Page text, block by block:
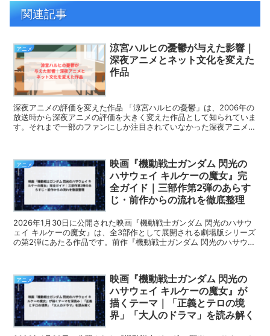
関連記事
アニメ
涼宮ハルヒの憂鬱が与えた影響｜
深夜アニメとネット文化を変えた
作品
深夜アニメの評価を変えた作品 「涼宮ハルヒの憂鬱」は、2006年の
放送時から深夜アニメの評価を大きく変えた作品として知られていま
す。それまで一部のファンにしか注目されていなかった深夜アニメ
アニメ
映画『機動戦士ガンダム 閃光の
ハサウェイ キルケーの魔女』完
全ガイド｜三部作第2弾のあらす
じ・前作からの流れを徹底整理
2026年1月30日に公開された映画『機動戦士ガンダム 閃光のハサウ
ェイ キルケーの魔女』は、全3部作として展開される劇場版シリーズ
の第2弾にあたる作品です。前作『機動戦士ガンダム 閃光のハサウェ
アニメ
映画『機動戦士ガンダム 閃光の
ハサウェイ キルケーの魔女』が
描くテーマ｜「正義とテロの境
界」「大人のドラマ」を読み解く